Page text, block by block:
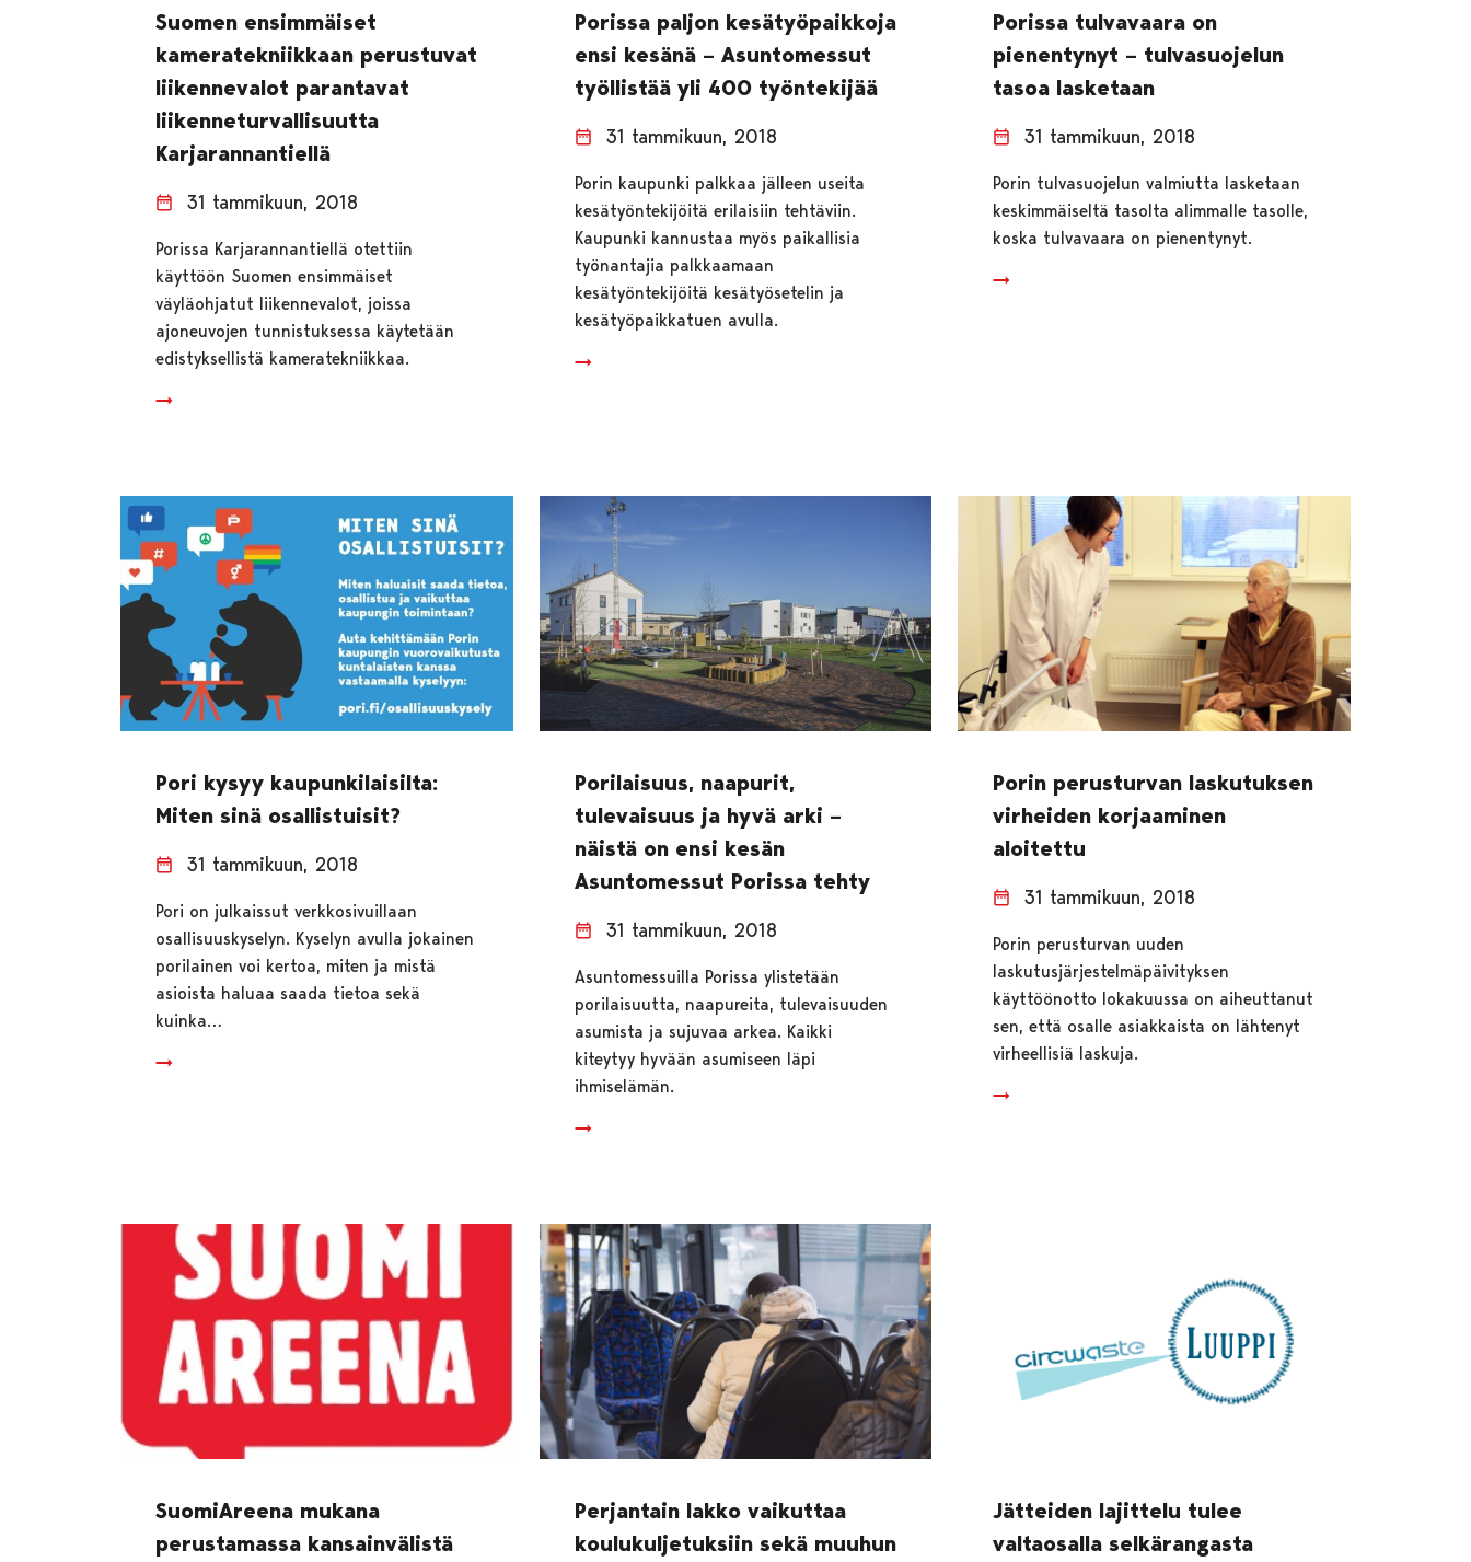
Suomen ensimmäiset
kameratekniikkaan perustuvat
liikennevalot parantavat
liikenneturvallisuutta
Karjarannantiellä
31 tammikuun, 2018
Porissa Karjarannantiellä otettiin
käyttöön Suomen ensimmäiset
väyläohjatut liikennevalot, joissa
ajoneuvojen tunnistuksessa käytetään
edistyksellistä kameratekniikkaa.
Porissa paljon kesätyöpaikkoja
ensi kesänä – Asuntomessut
työllistää yli 400 työntekijää
31 tammikuun, 2018
Porin kaupunki palkkaa jälleen useita
kesätyöntekijöitä erilaisiin tehtäviin.
Kaupunki kannustaa myös paikallisia
työnantajia palkkaamaan
kesätyöntekijöitä kesätyösetelin ja
kesätyöpaikkatuen avulla.
Porissa tulvavaara on
pienentynyt – tulvasuojelun
tasoa lasketaan
31 tammikuun, 2018
Porin tulvasuojelun valmiutta lasketaan
keskimmäiseltä tasolta alimmalle tasolle,
koska tulvavaara on pienentynyt.
Pori kysyy kaupunkilaisilta:
Miten sinä osallistuisit?
31 tammikuun, 2018
Pori on julkaissut verkkosivuillaan
osallisuuskyselyn. Kyselyn avulla jokainen
porilainen voi kertoa, miten ja mistä
asioista haluaa saada tietoa sekä
kuinka…
Porilaisuus, naapurit,
tulevaisuus ja hyvä arki –
näistä on ensi kesän
Asuntomessut Porissa tehty
31 tammikuun, 2018
Asuntomessuilla Porissa ylistetään
porilaisuutta, naapureita, tulevaisuuden
asumista ja sujuvaa arkea. Kaikki
kiteytyy hyvään asumiseen läpi
ihmiselämän.
Porin perusturvan laskutuksen
virheiden korjaaminen
aloitettu
31 tammikuun, 2018
Porin perusturvan uuden
laskutusjärjestelmäpäivityksen
käyttöönotto lokakuussa on aiheuttanut
sen, että osalle asiakkaista on lähtenyt
virheellisiä laskuja.
SuomiAreena mukana
perustamassa kansainvälistä
Perjantain lakko vaikuttaa
koulukuljetuksiin sekä muuhun
Jätteiden lajittelu tulee
valtaosalla selkärangasta